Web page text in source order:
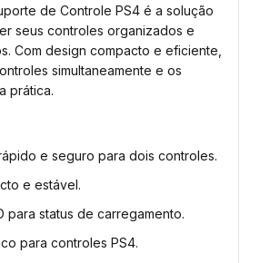
de Controle PS4 é a solução
seus controles organizados e
Com design compacto e eficiente,
simultaneamente e os
prática.
e seguro para dois controles.
e estável.
para status de carregamento.
para controles PS4.